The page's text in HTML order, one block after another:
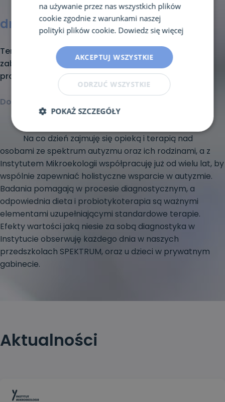
dr n. o zdr. Anna Kostiukow
Terapeutka od kilkunastu lat zajmująca się
zaburzeniami ze spektrum autyzmu pod względem
praktycznym, naukowym, organizacyjnym.
Dowiedz się więcej >
Na co dzień zajmuję się opieką i terapią nad
osobami ze spektrum autyzmu oraz ich rodzinami, a z
Instytutem Mikroekologii współpracuję już od wielu lat, by
wspólnie zapewniać holistyczne wsparcie w autyzmie.
Badania pomagają w procesie diagnostycznym, a
odpowiednia dieta i probiotykoterapia są ważnymi
elementami uzupełniającymi standardowe terapie.
Efekty wartości jaką niesie za sobą diagnostyka w
Instytucie obserwuję każdego dnia w naszych
przedszkolach SPEKTRUM, oraz u dzieci w prywatnym
gabinecie.
Aktualności
na używanie przez nas wszystkich plików
cookie zgodnie z warunkami naszej
polityki plików cookie. Dowiedz się więcej
AKCEPTUJ WSZYSTKIE
ODRZUĆ WSZYSTKIE
POKAŻ SZCZEGÓŁY